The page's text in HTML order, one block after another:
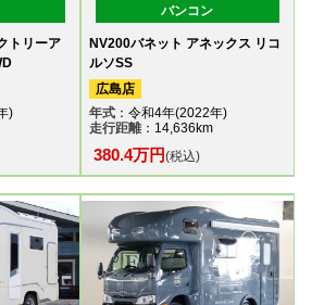
トリーア
)
バンコン
NV200バネット アネックス リコ
ルソSS
広島店
年式：令和4年(2022年)
走行距離：14,636km
380.4万円(税込)